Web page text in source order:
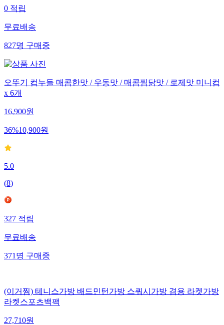
0적립
무료배송
827명구매중
오뚜기 컵누들 매콤한맛 / 우동맛 / 매콤찜닭맛 / 로제맛 미니컵
x 6개
16,900원
36%10,900원
5.0
(8)
327적립
무료배송
371명구매중
(이거찜) 테니스가방 배드민턴가방 스쿼시가방 겸용 라켓가방
라켓스포츠백팩
27,710원